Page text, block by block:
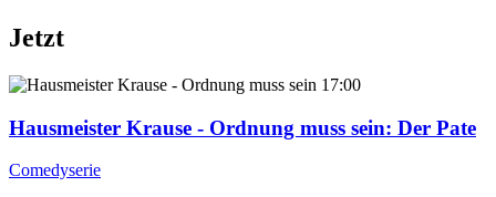
Jetzt
17:00
Hausmeister Krause - Ordnung muss sein: Der Pate
Comedyserie